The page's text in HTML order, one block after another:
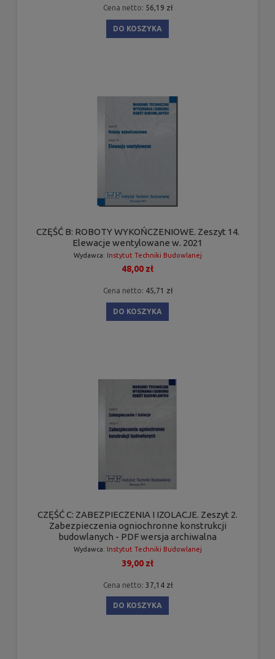
Cena netto: 56,19 zł
DO KOSZYKA
CZĘŚĆ B: ROBOTY WYKOŃCZENIOWE. Zeszyt 14.
Elewacje wentylowane w. 2021
Wydawca: Instytut Techniki Budowlanej
48,00 zł
Cena netto: 45,71 zł
DO KOSZYKA
CZĘŚĆ C: ZABEZPIECZENIA I IZOLACJE. Zeszyt 2.
Zabezpieczenia ogniochronne konstrukcji
budowlanych - PDF wersja archiwalna
Wydawca: Instytut Techniki Budowlanej
39,00 zł
Cena netto: 37,14 zł
DO KOSZYKA